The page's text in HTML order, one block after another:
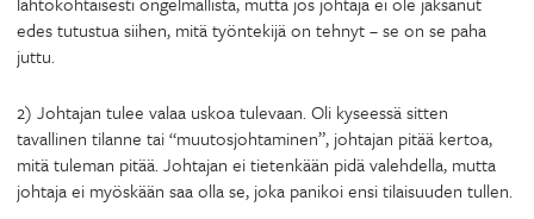
edes tutustua siihen, mitä työntekijä on tehnyt – se on se paha
juttu.
2) Johtajan tulee valaa uskoa tulevaan. Oli kyseessä sitten
tavallinen tilanne tai “muutosjohtaminen”, johtajan pitää kertoa,
mitä tuleman pitää. Johtajan ei tietenkään pidä valehdella, mutta
johtaja ei myöskään saa olla se, joka panikoi ensi tilaisuuden tullen.